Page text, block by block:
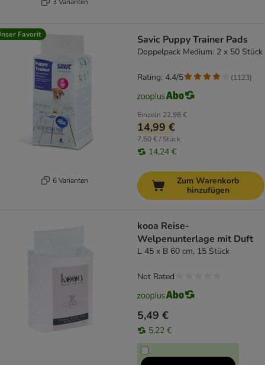
Favorit
6 Varianten
Savic Puppy Trainer Pads
Doppelpack Medium: 2 x 50 Stück
Einzeln 22,98 €
14,99 €
7,50 € / Stück
14,24 €
Rating: 4.4/5 (1123)
Zum Warenkorb
hinzufügen
kooa Reise-
Welpenunterlage mit Duft
L 45 x B 60 cm, 15 Stück
5,49 €
5,22 €
Not Rated